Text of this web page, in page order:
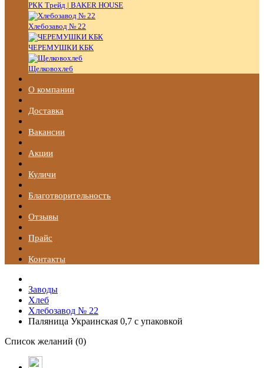
РКК Трейд | BAKER HOUSE
Хлебозавод № 22
ЧЕРЕМУШКИ КБК
Щелковохлеб
О компании
Доставка
Вакансии
Акции
Куличи
Благотворительность
Отзывы
Прайс
Контакты
Заводы
Хлеб
Хлебозавод № 22
Паляница Украинская 0,7 с упаковкой
Список желаний (0)